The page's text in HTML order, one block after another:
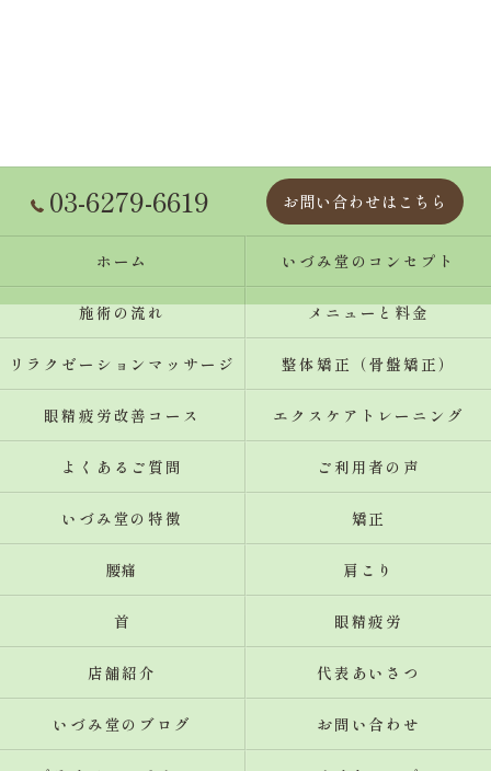
03-6279-6619 お問い合わせはこちら
ホーム いづみ堂のコンセプト
施術の流れ メニューと料金
リラクゼーションマッサージ 整体矯正（骨盤矯正）
眼精疲労改善コース エクスケアトレーニング
よくあるご質問 ご利用者の声
いづみ堂の特徴 矯正
腰痛 肩こり
首 眼精疲労
店舗紹介 代表あいさつ
いづみ堂のブログ お問い合わせ